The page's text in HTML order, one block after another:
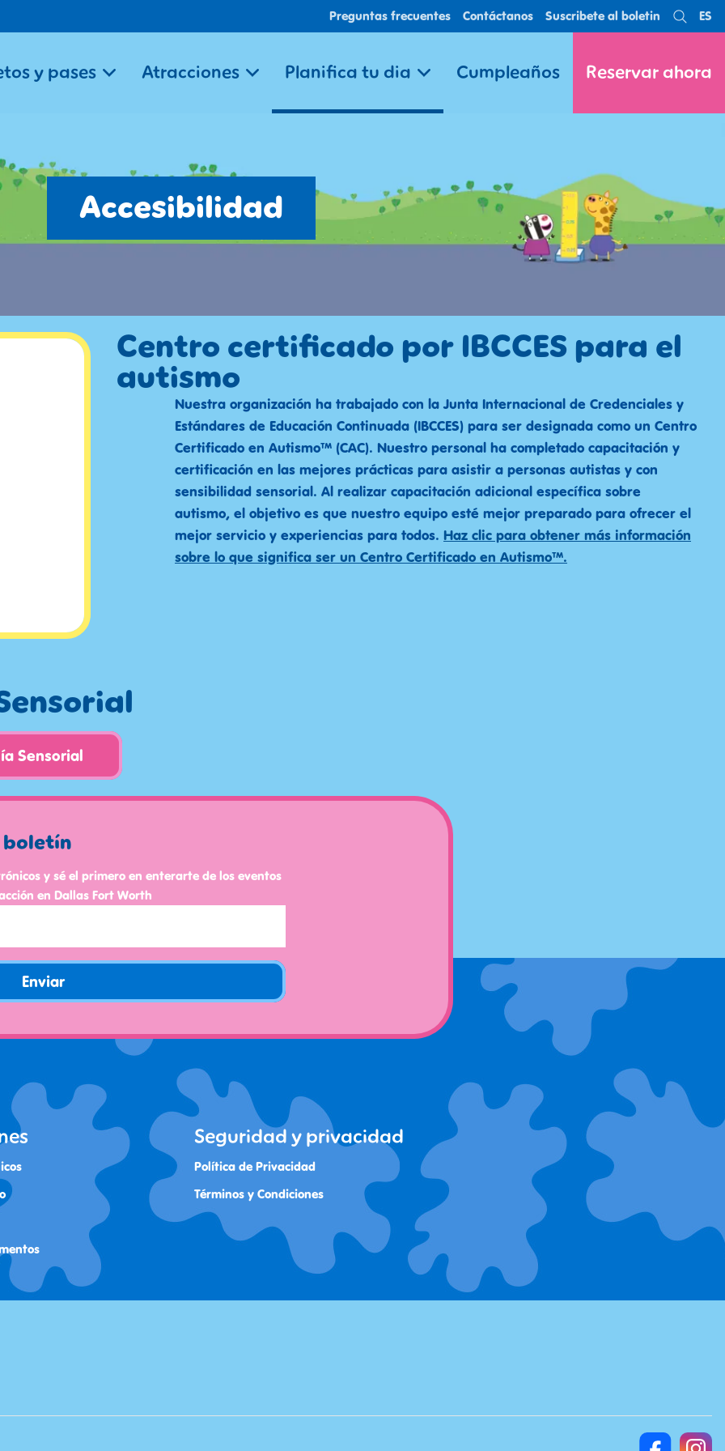
Preguntas frecuentes Contáctanos Suscribete al boletin Search
ES
y pases Atracciones Planifica tu dia Cumpleaños Reservar ahora
Accesibilidad
Centro certificado por IBCCES para el
autismo
Nuestra organización ha trabajado con la Junta Internacional de Credenciales y
Estándares de Educación Continuada (IBCCES) para ser designada como un Centro
Certificado en Autismo™ (CAC). Nuestro personal ha completado capacitación y
certificación en las mejores prácticas para asistir a personas autistas y con
sensibilidad sensorial. Al realizar capacitación adicional específica sobre
autismo, el objetivo es que nuestro equipo esté mejor preparado para ofrecer el
mejor servicio y experiencias para todos. Haz clic para obtener más información
sobre lo que significa ser un Centro Certificado en Autismo™.
Sensorial
y sé el primero en enterarte de los eventos
en Dallas Fort Worth
Enviar
Seguridad y privacidad
Política de Privacidad
Términos y Condiciones